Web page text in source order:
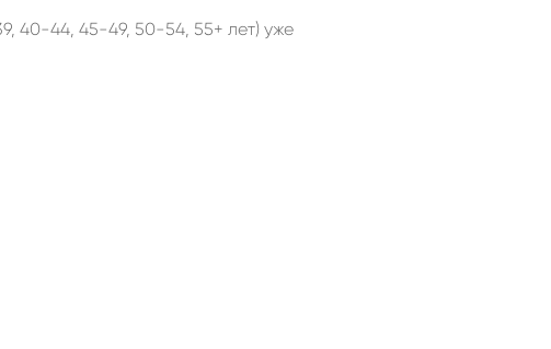
40-44, 45-49, 50-54, 55+ лет) уже